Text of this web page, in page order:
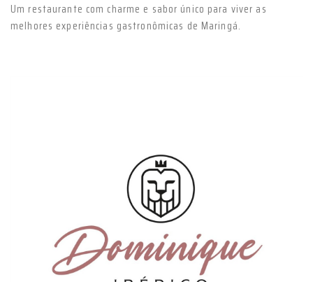
Um restaurante com charme e sabor único para viver as
melhores experiências gastronômicas de Maringá.